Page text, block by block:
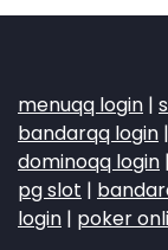
menuqq login |
bandarqq login |
dominoqq login |
pg slot |
login | poker